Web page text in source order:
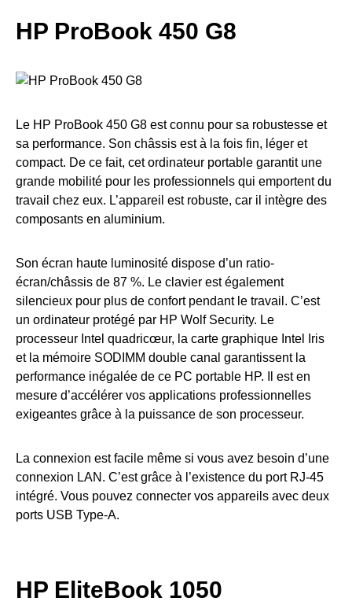
HP ProBook 450 G8
Le HP ProBook 450 G8 est connu pour sa robustesse et
sa performance. Son châssis est à la fois fin, léger et
compact. De ce fait, cet ordinateur portable garantit une
grande mobilité pour les professionnels qui emportent du
travail chez eux. L’appareil est robuste, car il intègre des
composants en aluminium.
Son écran haute luminosité dispose d’un ratio-
écran/châssis de 87 %. Le clavier est également
silencieux pour plus de confort pendant le travail. C’est
un ordinateur protégé par HP Wolf Security. Le
processeur Intel quadricœur, la carte graphique Intel Iris
et la mémoire SODIMM double canal garantissent la
performance inégalée de ce PC portable HP. Il est en
mesure d’accélérer vos applications professionnelles
exigeantes grâce à la puissance de son processeur.
La connexion est facile même si vous avez besoin d’une
connexion LAN. C’est grâce à l’existence du port RJ-45
intégré. Vous pouvez connecter vos appareils avec deux
ports USB Type-A.
HP EliteBook 1050